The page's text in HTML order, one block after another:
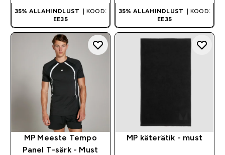
35% ALLAHINDLUST
| KOOD:
EE35
35% ALLAHINDLUST
| KOOD:
EE35
MP Meeste Tempo
Panel T-särk - Must
MP käterätik - must